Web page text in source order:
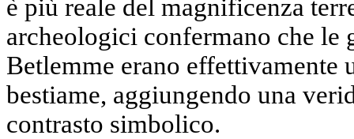
è più reale del magnificenza
archeologici confermano che le
Betlemme erano effettivamente
bestiame, aggiungendo una
contrasto simbolico.